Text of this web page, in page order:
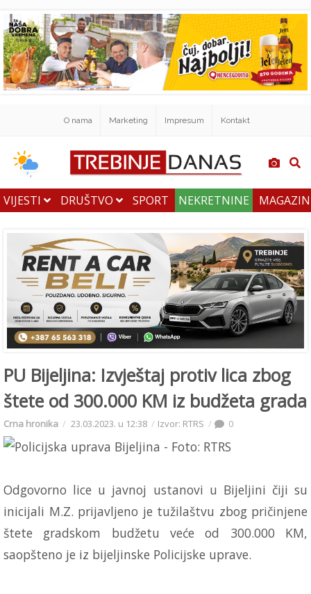
O nama Marketing Impresum Kontakt
VIJESTI DRUŠTVO SPORT NEKRETNINE
PU Bijeljina: Izvještaj protiv lica zbog
štete od 300.000 KM iz budžeta grada
Crna hronika 23.03.2023. u 12:38 Izvor: RTRS 0
Odgovorno lice u javnoj ustanovi u Bijeljini čiji su
inicijali M.Z. prijavljeno je tužilaštvu zbog pričinjene
štete gradskom budžetu veće od 300.000 KM,
saopšteno je iz bijeljinske Policijske uprave.